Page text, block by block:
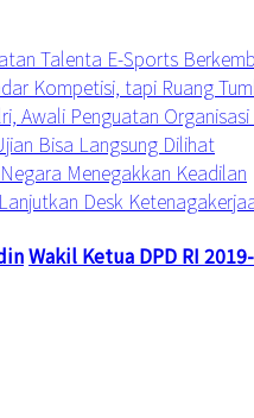
Talenta E-Sports
Kompetisi, tapi Ruang
Awali Penguatan
Bisa Langsung Dilihat
Menegakkan Keadilan
Desk
Wakil Ketua DPD RI